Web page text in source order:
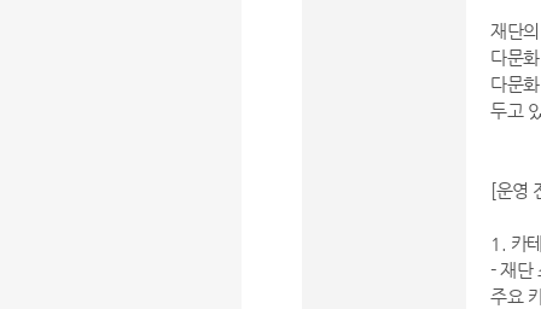
재단
다문
다문
두고
[운영
1. 카
- 재단
주요